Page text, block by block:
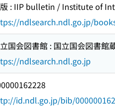
: IIP bulletin / Institute of
ndlsearch.ndl.go.jp/
国会図書館 : 国立国会図書館
ndlsearch.ndl.go.jp
id.ndl.go.jp/bib/